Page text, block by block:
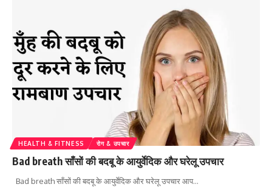
HEALTH & FITNESS रोग & उपचार
Bad breath साँसों की बदबू के आयुर्वेदिक और घरेलू उपचार
Bad breath साँसों की बदबू के आयुर्वेदिक और घरेलू उपचार आप…